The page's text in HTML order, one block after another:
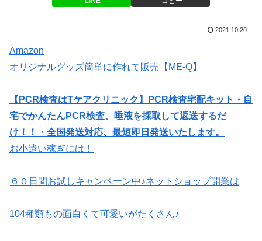
2021.10.20
Amazon
オリジナルグッズ簡単に作れて販売【ME-Q】
【PCR検査はTケアクリニック】PCR検査宅配キット・自
宅でかんたんPCR検査、唾液を採取して返送するだ
け！！・全国発送対応、最短即日発送いたします。
お小遣い稼ぎには！
６０日間お試しキャンペーン中♪ネットショップ開業は
104種類もの面白くて可愛いがたくさん♪